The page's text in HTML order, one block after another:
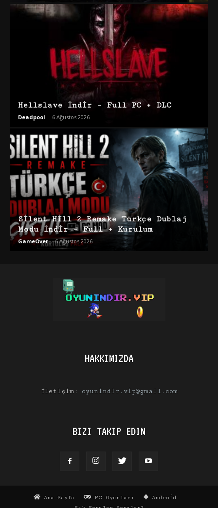
Hellslave İndir – Full PC + DLC
Deadpool - 6 Ağustos 2026
Silent Hill 2 Remake Türkçe Dublaj
Modu İndir – Full + Kurulum
GameOver - 6 Ağustos 2026
HAKKIMIZDA
İletişim: oyunindir.vip@gmail.com
BIZI TAKIP EDIN
Ana Sayfa PC Oyunları
Android